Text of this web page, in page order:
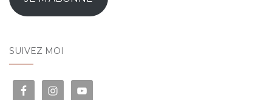
SUIVEZ MOI